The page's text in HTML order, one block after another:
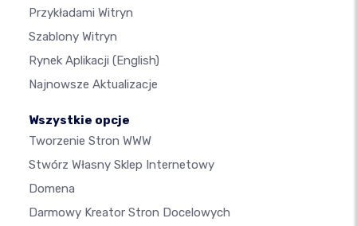
Przykładami Witryn
Szablony Witryn
Rynek Aplikacji (English)
Najnowsze Aktualizacje
Wszystkie opcje
Tworzenie Stron WWW
Stwórz Własny Sklep Internetowy
Domena
Darmowy Kreator Stron Docelowych